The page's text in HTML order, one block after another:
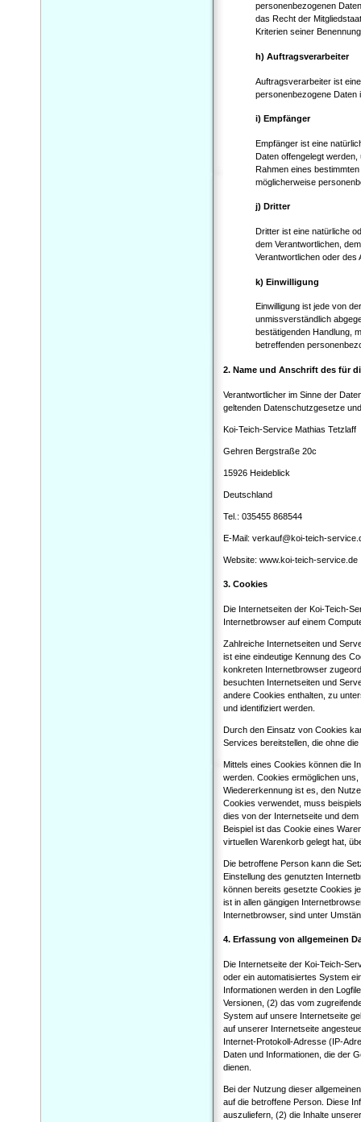
personenbezogenen
das Recht der
Kriterien seiner
h) Auftragsverarbeiter
Auftragsverarbeiter ist
personenbezogene Daten
i) Empfänger
Empfänger ist eine
Daten offengelegt
Rahmen eines
möglicherweise
j) Dritter
Dritter ist eine natürliche
dem Verantwortlichen,
Verantwortlichen oder
k) Einwilligung
Einwilligung ist jede von
unmissverständlich
bestätigenden Handlung,
betreffenden
2. Name und Anschrift des für
Verantwortlicher im Sinne der
geltenden Datenschutzgesetze
Koi-Teich-Service Mathias Tetzlaff
Gehren Bergstraße 20c
15926 Heideblick
Deutschland
Tel.: 035455 868544
E-Mail: verkauf@koi-teich-
Website: www.koi-teich-service.de
3. Cookies
Die Internetseiten der Koi-Teich-
Internetbrowser auf einem
Zahlreiche Internetseiten und
ist eine eindeutige Kennung des
konkreten Internetbrowser
besuchten Internetseiten und
andere Cookies enthalten, zu
und identifiziert werden.
Durch den Einsatz von Cookies
Services bereitstellen, die ohne
Mittels eines Cookies können die
werden. Cookies ermöglichen
Wiedererkennung ist es, den
Cookies verwendet, muss
dies von der Internetseite und
Beispiel ist das Cookie eines
virtuellen Warenkorb gelegt hat,
Die betroffene Person kann die
Einstellung des genutzten
können bereits gesetzte Cookies
ist in allen gängigen
Internetbrowser, sind unter
4. Erfassung von allgemeinen
Die Internetseite der Koi-Teich-
oder ein automatisiertes System
Informationen werden in den
Versionen, (2) das vom
System auf unsere Internetseite
auf unserer Internetseite
Internet-Protokoll-Adresse (IP-
Daten und Informationen, die der
dienen.
Bei der Nutzung dieser
auf die betroffene Person. Diese
auszuliefern, (2) die Inhalte